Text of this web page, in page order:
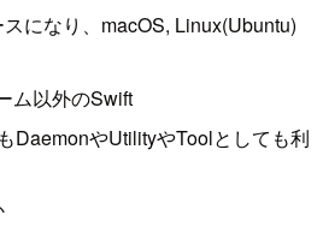
になり、macOS, Linux(Ubuntu)
ム以外のSwift
DaemonやUtilityやToolとしても利